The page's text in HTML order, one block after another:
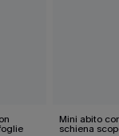
Mini abito
schiena